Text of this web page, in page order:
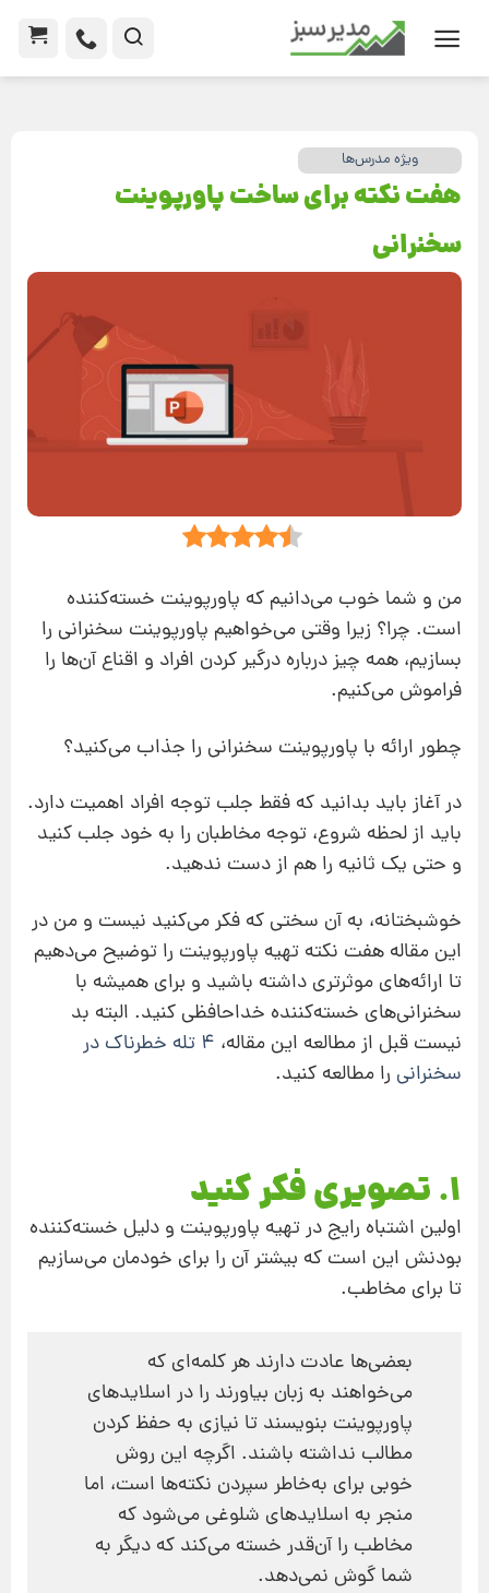
ویژه مدرس‌ها
هفت نکته برای ساخت پاورپوینت
سخنرانی
من و شما خوب می‌دانیم که پاورپوینت خسته‌کننده
است. چرا؟ زیرا وقتی می‌خواهیم پاورپوینت سخنرانی را
بسازیم، همه چیز درباره درگیر کردن افراد و اقناع آن‌ها را
فراموش می‌کنیم.
چطور ارائه با پاورپوینت سخنرانی را جذاب می‌کنید؟
در آغاز باید بدانید که فقط جلب توجه افراد اهمیت دارد.
باید از لحظه شروع، توجه مخاطبان را به خود جلب کنید
و حتی یک ثانیه را هم از دست ندهید.
خوشبختانه، به آن سختی که فکر می‌کنید نیست و من در
این مقاله هفت نکته تهیه پاورپوینت را توضیح می‌دهیم
تا ارائه‌های موثرتری داشته باشید و برای همیشه با
سخنرانی‌های خسته‌کننده خداحافظی کنید. البته بد
نیست قبل از مطالعه این مقاله،
4 تله خطرناک در
سخنرانی را مطالعه کنید.
1. تصویری فکر کنید
اولین اشتباه رایج در تهیه پاورپوینت و دلیل خسته‌کننده
بودنش این است که بیشتر آن را برای خودمان می‌سازیم
تا برای مخاطب.
بعضی‌ها عادت دارند هر کلمه‌ای که
می‌خواهند به زبان بیاورند را در اسلایدهای
پاورپوینت بنویسند تا نیازی به حفظ کردن
مطالب نداشته باشند. اگرچه این روش
خوبی برای به‌خاطر سپردن نکته‌ها است، اما
منجر به اسلایدهای شلوغی می‌شود که
مخاطب را آن‌قدر خسته می‌کند که دیگر به
شما گوش نمی‌دهد.